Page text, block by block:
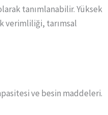
tanımlanabilir. Yüksek
verimliliği, tarımsal
ve besin maddeleri.